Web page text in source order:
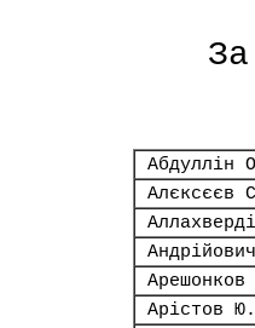
Абдуллін
Алєксєєв
Арістов